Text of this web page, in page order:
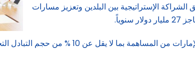
الشراكة الإستراتيجية بين البلدين وتعزيز مسارات